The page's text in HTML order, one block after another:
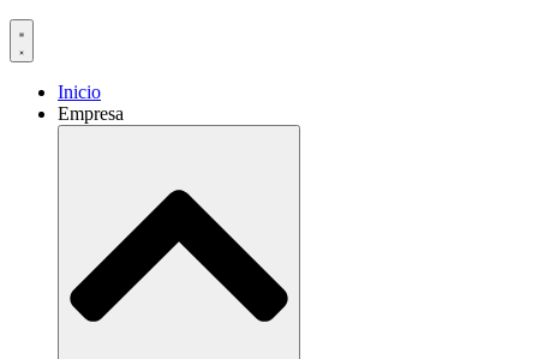
Inicio
Empresa